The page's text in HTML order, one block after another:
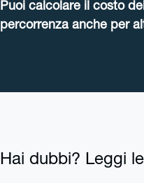
Puoi calcolare il costo
percorrenza anche per
Hai dubbi? Leggi